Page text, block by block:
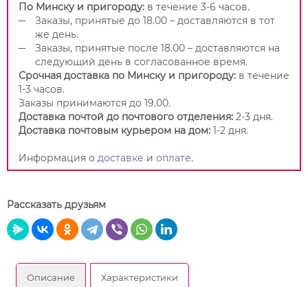
По Минску и пригороду: в течение 3-6 часов.
Заказы, принятые до 18.00 – доставляются в тот
же день.
Заказы, принятые после 18.00 – доставляются на
следующий день в согласованное время.
Срочная доставка по Минску и пригороду: в течение
1-3 часов.
Заказы принимаются до 19.00.
Доставка почтой до почтового отделения: 2-3 дня.
Доставка почтовым курьером на дом: 1-2 дня.
Информация о доставке и оплате.
Рассказать друзьям
Описание Характеристики